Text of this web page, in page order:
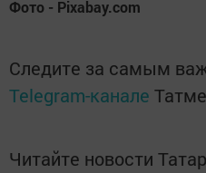
Фото - Pixabay.com
Следите за самым
Telegram-канале
Читайте новости